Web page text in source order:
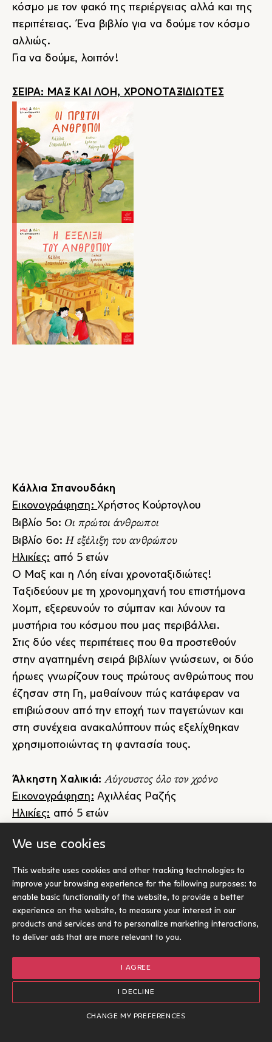
We use cookies
This website uses cookies and other tracking technologies to
improve your browsing experience for the following purposes: to
enable basic functionality of the website, to provide a better
experience on the website, to measure your interest in our
products and services and to personalize marketing interactions,
to deliver ads that are more relevant to you.
I AGREE
I DECLINE
CHANGE MY PREFERENCES
κόσμο με τον φακό της περιέργειας αλλά και της
περιπέτειας. Ένα βιβλίο για να δούμε τον κόσμο
αλλιώς.
Για να δούμε, λοιπόν!
ΣΕΙΡΑ: ΜΑΞ ΚΑΙ ΛΟΗ, ΧΡΟΝΟΤΑΞΙΔΙΩΤΕΣ
Κάλλια Σπανουδάκη
Εικονογράφηση: Χρήστος Κούρτογλου
Βιβλίο 5ο: Οι πρώτοι άνθρωποι
Βιβλίο 6ο:Η εξέλιξη του ανθρώπου
Ηλικίες: από 5 ετών
Ο Μαξ και η Λόη είναι χρονοταξιδιώτες!
Ταξιδεύουν με τη χρονομηχανή του επιστήμονα
Χομπ, εξερευνούν το σύμπαν και λύνουν τα
μυστήρια του κόσμου που μας περιβάλλει.
Στις δύο νέες περιπέτειες που θα προστεθούν
στην αγαπημένη σειρά βιβλίων γνώσεων, οι δύο
ήρωες γνωρίζουν τους πρώτους ανθρώπους που
έζησαν στη Γη, μαθαίνουν πώς κατάφεραν να
επιβιώσουν από την εποχή των παγετώνων και
στη συνέχεια ανακαλύπτουν πώς εξελίχθηκαν
χρησιμοποιώντας τη φαντασία τους.
Άλκηστη Χαλικιά: Αύγουστος όλο τον χρόνο
Εικονογράφηση: Αχιλλέας Ραζής
Ηλικίες: από 5 ετών
Χαλικιά, με τις εικόνες του Αχιλλέα Ραζή, είναι μια
τρυφερή ιστορία για τη δύναμη της φιλίας και το
πώς οι αναμνήσεις μπορούν να κρατήσουν
ζωντανό το καλοκαίρι στην καρδιά μας.
Η Δανάη και ο Σπύρος γνωρίζονται στις
καλοκαιρινές διακοπές και γίνονται φίλοι. Από τα
ποδήλατο μέχρι τις επισκέψεις στον θερινό
κινηματογράφο, η ιστορία ζωντανεύει τη ζεστασιά
και την ανεμελιά των καλοκαιρινών διακοπών.
Πώς γίνεται οι όμορφες στιγμές του Αυγούστου να